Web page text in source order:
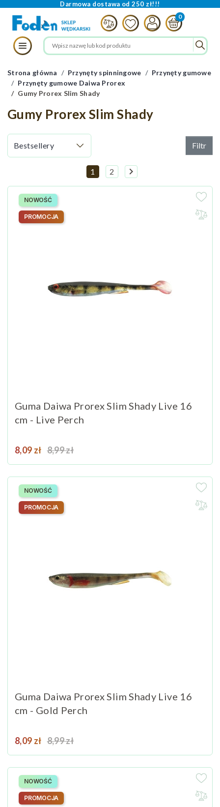
Darmowa dostawa od 250 zł!!!
Strona główna Przynęty spinningowe
Przynęty gumowe
Przynęty gumowe Daiwa Prorex
Gumy Prorex Slim Shady
Gumy Prorex Slim Shady
Filtr
1 2
Następny

Guma Daiwa Prorex Slim Shady Live 16
cm - Live Perch
Cena
8,09 zł Cena podstawowa
8,99 zł
NOWOŚĆ
PROMOCJA
Guma Daiwa Prorex Slim Shady Live 16
cm - Gold Perch
Cena
8,09 zł Cena podstawowa
8,99 zł
NOWOŚĆ
PROMOCJA
NOWOŚĆ
PROMOCJA